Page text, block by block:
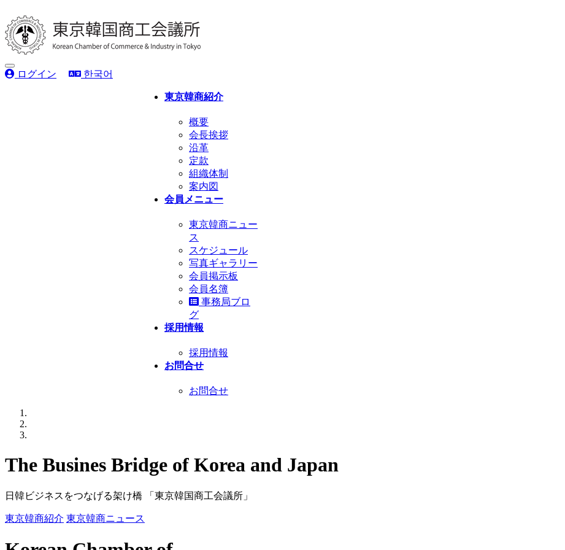
Toggle
navigation
ログイン 한국어
東京韓商紹介
概要
会長挨拶
沿革
定款
組織体制
案内図
会員メニュー
東京韓商ニュー
ス
スケジュール
写真ギャラリー
会員掲示板
会員名簿
事務局ブロ
グ
採用情報
採用情報
お問合せ
お問合せ
The Busines Bridge of Korea and Japan
日韓ビジネスをつなげる架け橋 「東京韓国商工会議所」
東京韓商紹介 東京韓商ニュース